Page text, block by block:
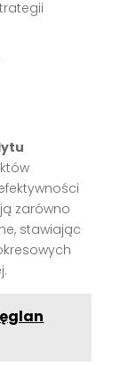
zarówno
stawiając